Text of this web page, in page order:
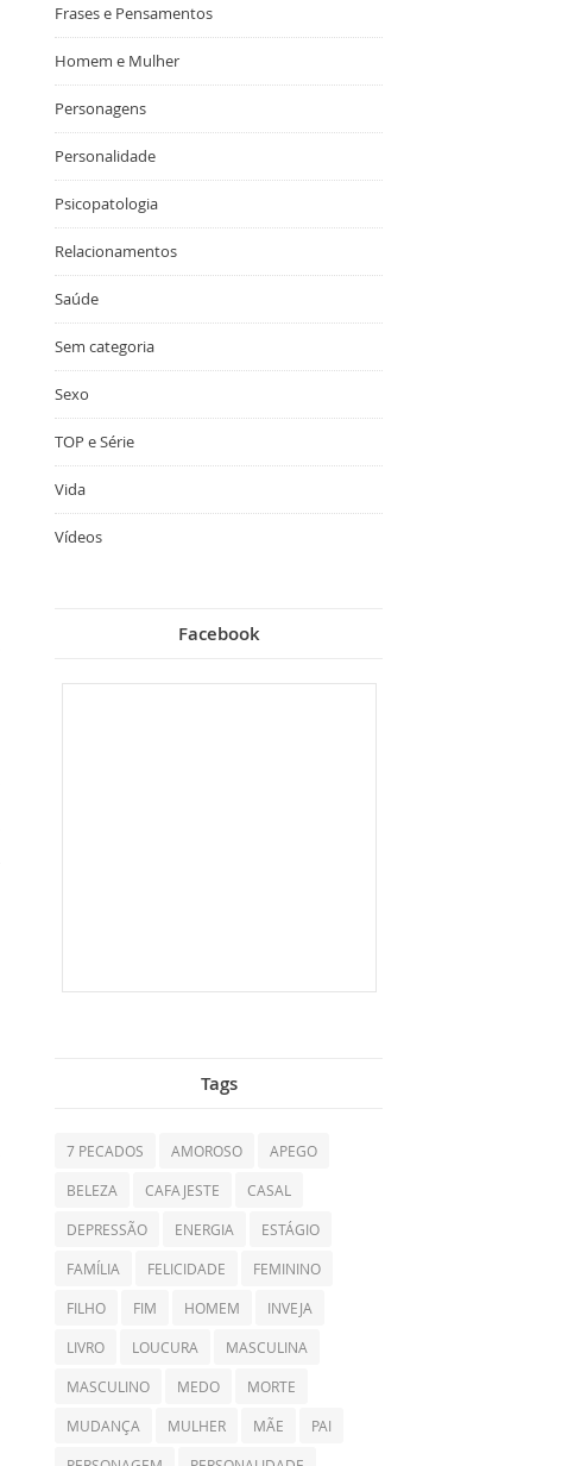
Frases e Pensamentos
Homem e Mulher
Personagens
Personalidade
Psicopatologia
Relacionamentos
Saúde
Sem categoria
Sexo
TOP e Série
Vida
Vídeos
Facebook
Tags
7 PECADOS AMOROSO APEGO
BELEZA CAFAJESTE CASAL
DEPRESSÃO ENERGIA ESTÁGIO
FAMÍLIA FELICIDADE FEMININO
FILHO FIM HOMEM INVEJA
LIVRO LOUCURA MASCULINA
MASCULINO MEDO MORTE
MUDANÇA MULHER MÃE PAI